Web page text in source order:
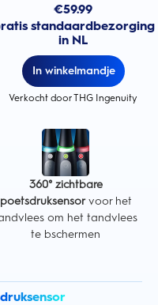
€59.99
standaardbezorging
in NL
In winkelmandje
Verkocht door THG Ingenuity
360° zichtbare
poetsdruksensorvoor het
om het tandvlees
te bschermen